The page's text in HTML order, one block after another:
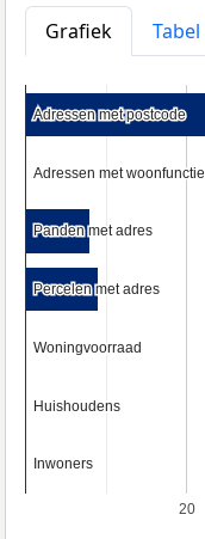
Grafiek
Tabel
20
Adressen met postcode
Adressen met postcode
Adressen met woonfunctie
Adressen met woonfunctie
Panden met adres
Panden met adres
Percelen met adres
Percelen met adres
Woningvoorraad
Woningvoorraad
Huishoudens
Huishoudens
Inwoners
Inwoners